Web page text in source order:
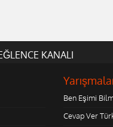
KANALI
Ben Eşimi
Cevap Ver